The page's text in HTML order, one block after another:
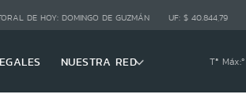
DE HOY: DOMINGO DE GUZMÁN UF: $ 40.844,79
NUESTRA RED Tª Máx:º